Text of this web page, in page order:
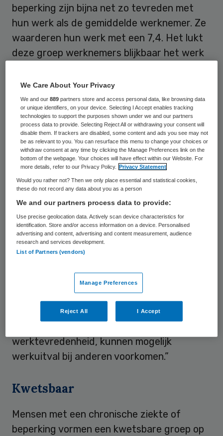
beperking zijn bijna net zo tevreden met
hun werk als de gemiddelde werknemer. Ze
waarderen hun werk met een 7,4. Het lukt
deze groep werknemers blijkbaar het werk
kunnen werken, constateert NIVEL op basis
van eigen onderzoek.
Factoren die de tevredenheid met het werk
van werkenden met een chronische ziekte
of beperking beïnvloeden zijn zowel
gerelateerd aan werk- als
gezondheidskenmerken. Uitdagender of
juist minder belastend werk en meer begrip
van de leidinggevende kan de tevredenheid
van de werknemers met een chronische
ziekte of beperking vergroten, aldus NIVEL.
een chronische ziekte of beperking hun
werk zo positief waarderen”, zegt NIVEL-
onderzoeker Iris de Putter. “Inzicht in de
werktevredenheid, kunnen mogelijk
werkuitval bij anderen voorkomen.”
Kwetsbaar
Mensen met een chronische ziekte of
beperking vormen een kwetsbare groep op
We Care About Your Privacy
We and our889 partners store and access personal data, like browsing data
or unique identifiers, on your device. Selecting I Accept enables tracking
technologies to support the purposes shown under we and our partners
process data to provide. Selecting Reject All or withdrawing your consent will
disable them. If trackers are disabled, some content and ads you see may not
be as relevant to you. You can resurface this menu to change your choices or
withdraw consent at any time by clicking the Manage Preferences link on the
bottom of the webpage. Your choices will have effect within our Website. For
more details, refer to our Privacy Policy.
Privacy Statement
Would you rather not? Then we only place essential and statistical cookies,
these do not record any data about you as a person
We and our partners process data to provide:
Use precise geolocation data. Actively scan device characteristics for
identification. Store and/or access information on a device. Personalised
advertising and content, advertising and content measurement, audience
research and services development.
List of Partners (vendors)
Manage Preferences
Reject All I Accept